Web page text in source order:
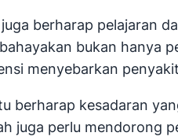
berharap pelajaran
bukan hanya
menyebarkan
berharap kesadaran
juga perlu mendorong